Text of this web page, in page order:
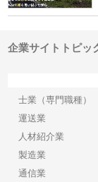
企業サイトトピッ
士業（専門職種）
運送業
人材紹介業
製造業
通信業